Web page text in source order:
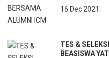
16 Dec 2021.
TES &
BEASISWA